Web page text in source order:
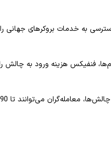
به خدمات بروکرهای جهانی را
فنفیکس هزینه ورود به